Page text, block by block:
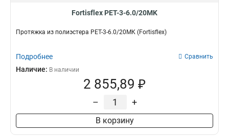
Fortisflex PET-3-6.0/20MK
Протяжка из полиэстера PET-3-6.0/20МК (Fortisflex)
Подробнее Сравнить
Наличие: В наличии
2 855,89 ₽
– +
В корзину